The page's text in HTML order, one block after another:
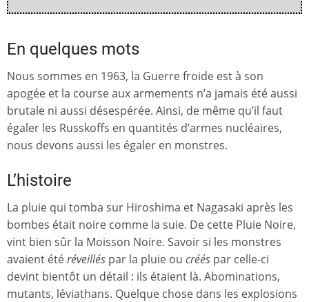
En quelques mots
Nous sommes en 1963, la Guerre froide est à son
apogée et la course aux armements n’a jamais été aussi
brutale ni aussi désespérée. Ainsi, de même qu’il faut
égaler les Russkoffs en quantités d’armes nucléaires,
nous devons aussi les égaler en monstres.
L’histoire
La pluie qui tomba sur Hiroshima et Nagasaki après les
bombes était noire comme la suie. De cette Pluie Noire,
vint bien sûr la Moisson Noire. Savoir si les monstres
avaient étéréveillés par la pluie ou créés par celle-ci
devint bientôt un détail : ils étaient là. Abominations,
mutants, léviathans. Quelque chose dans les explosions